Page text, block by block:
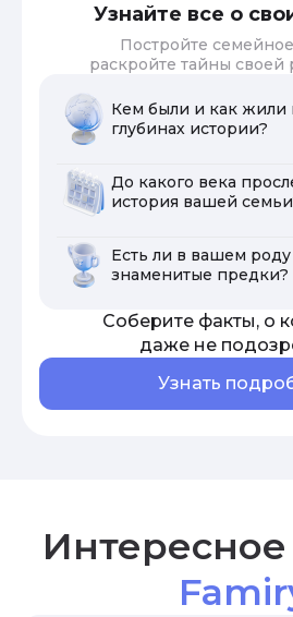
Узнайте все о
Постройте
раскройте тайны своей
Кем были и как
глубинах истории?
До какого века
история вашей
Есть ли в вашем роду
знаменитые предки?
Соберите факты, о
даже не
Узнать
Интересное